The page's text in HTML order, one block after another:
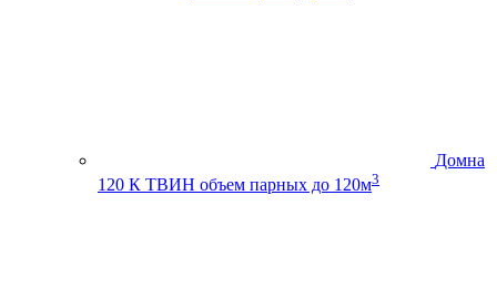
Домна
120 К ТВИН объем парных до 120м3